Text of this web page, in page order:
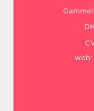
web: